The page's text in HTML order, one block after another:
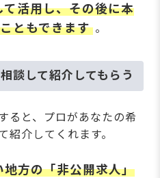
活用し、その後に本
ともできます 。
談して紹介してもらう
ると、プロがあなたの希
紹介してくれます。
方の「非公開求人」